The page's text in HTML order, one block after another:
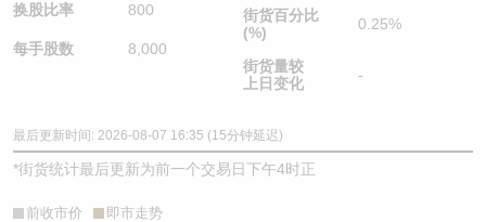
换股比率 800
每手股数 8,000
街货百分比
(%)
0.25%
街货量较
上日变化
-
最后更新时间: 2026-08-07 16:35 (15分钟延迟)
*街货统计最后更新为前一个交易日下午4时正
前收市价 即市走势